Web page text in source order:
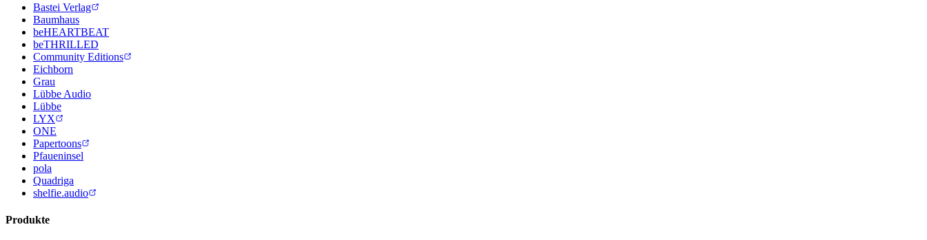
Bastei Verlag
Baumhaus
beHEARTBEAT
beTHRILLED
Community Editions
Eichborn
Grau
Lübbe Audio
Lübbe
LYX
ONE
Papertoons
Pfaueninsel
pola
Quadriga
shelfie.audio
Produkte